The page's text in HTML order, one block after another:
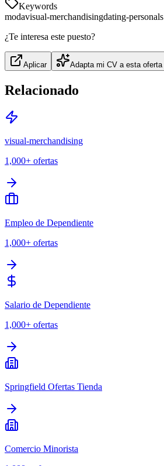
Keywords
modavisual-merchandisingdating-personals
¿Te interesa este puesto?
Aplicar Adapta mi CV a esta oferta
Relacionado
visual-merchandising
1,000+ ofertas
Empleo de Dependiente
1,000+ ofertas
Salario de Dependiente
1,000+ ofertas
Springfield Ofertas Tienda
Comercio Minorista